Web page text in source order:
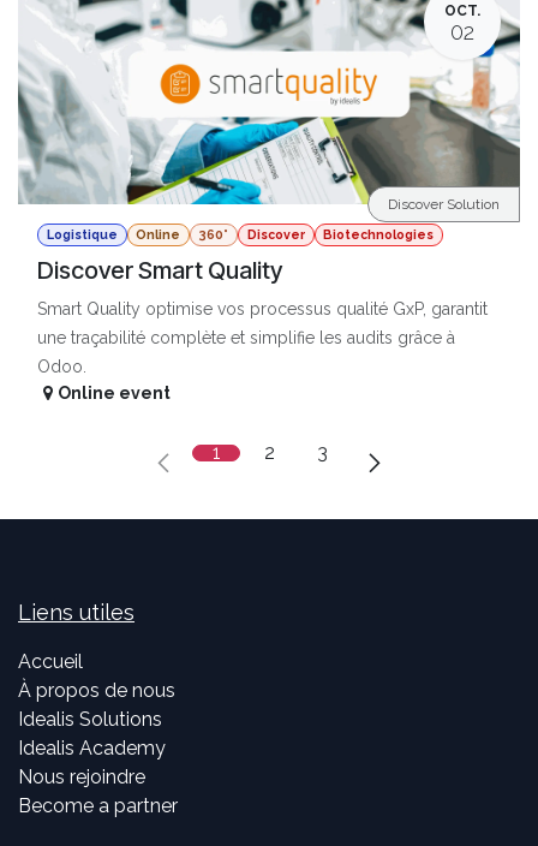
OCT.
02
Logistique Online 360° Discover Biotechnologies
Discover Smart Quality
Smart Quality optimise vos processus qualité GxP, garantit
une traçabilité complète et simplifie les audits grâce à
Odoo.
Discover Solution
Online event
1 2 3
Liens utiles
Accueil
À propos de nous
Idealis Solutions
Idealis Academy
Nous rejoindre
Become a partner